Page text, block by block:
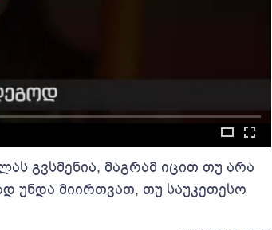
გვსმენია, მაგრამ იცით თუ არა
უნდა მიირთვათ, თუ საუკეთესო